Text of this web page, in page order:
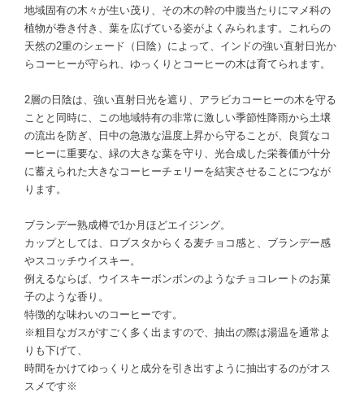
地域固有の木々が生い茂り、その木の幹の中腹当たりにマメ科の
植物が巻き付き、葉を広げている姿がよくみられます。これらの
天然の2重のシェード（日陰）によって、インドの強い直射日光か
らコーヒーが守られ、ゆっくりとコーヒーの木は育てられます。
2層の日陰は、強い直射日光を遮り、アラビカコーヒーの木を守る
ことと同時に、この地域特有の非常に激しい季節性降雨から土壌
の流出を防ぎ、日中の急激な温度上昇から守ることが、良質なコ
ーヒーに重要な、緑の大きな葉を守り、光合成した栄養価が十分
に蓄えられた大きなコーヒーチェリーを結実させることにつなが
ります。
ブランデー熟成樽で1か月ほどエイジング。
カップとしては、ロブスタからくる麦チョコ感と、ブランデー感
やスコッチウイスキー。
例えるならば、ウイスキーボンボンのようなチョコレートのお菓
子のような香り。
特徴的な味わいのコーヒーです。
※粗目なガスがすごく多く出ますので、抽出の際は湯温を通常よ
りも下げて、
時間をかけてゆっくりと成分を引き出すように抽出するのがオス
スメです※